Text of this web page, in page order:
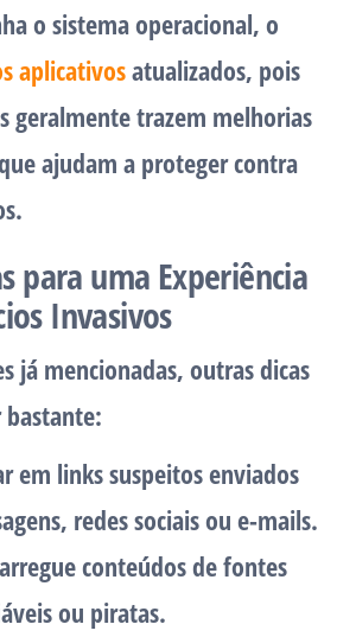
o sistema operacional, o
aplicativosatualizados, pois
geralmente trazem melhorias
ajudam a proteger contra
para uma Experiência
Invasivos
já mencionadas, outras dicas
em links suspeitos enviados
redes sociais ou e-mails.
conteúdos de fontes
ou piratas.